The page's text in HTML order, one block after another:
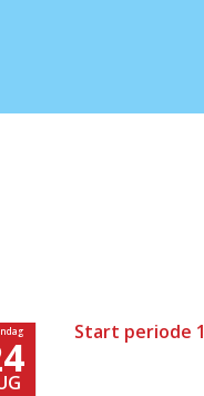
Start periode 1